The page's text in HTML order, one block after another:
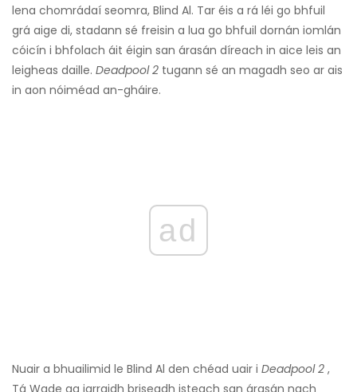
lena chomrádaí seomra, Blind Al. Tar éis a rá léi go bhfuil
grá aige di, stadann sé freisin a lua go bhfuil dornán iomlán
cóicín i bhfolach áit éigin san árasán díreach in aice leis an
leigheas daille. Deadpool 2 tugann sé an magadh seo ar ais
in aon nóiméad an-gháire.
ad
Nuair a bhuailimid le Blind Al den chéad uair i Deadpool 2 ,